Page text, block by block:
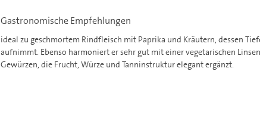
Gastronomische Empfehlungen
ideal zu geschmortem Rindfleisch mit Paprika und Kräutern, dessen
aufnimmt. Ebenso harmoniert er sehr gut mit einer vegetarischen
Gewürzen, die Frucht, Würze und Tanninstruktur elegant ergänzt.